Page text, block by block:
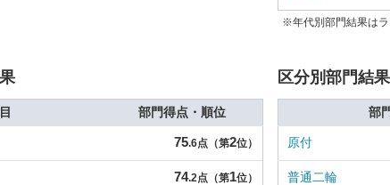
※年代別部門結果はラ
部門得点・順位
75.6点（第2位）
74.2点（第1位）
区分別部門結果
部
原付
普通二輪